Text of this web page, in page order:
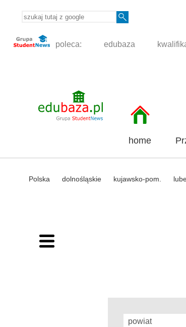
poleca: edubaza
home
Polska dolnośląskie kujawsko-pom.